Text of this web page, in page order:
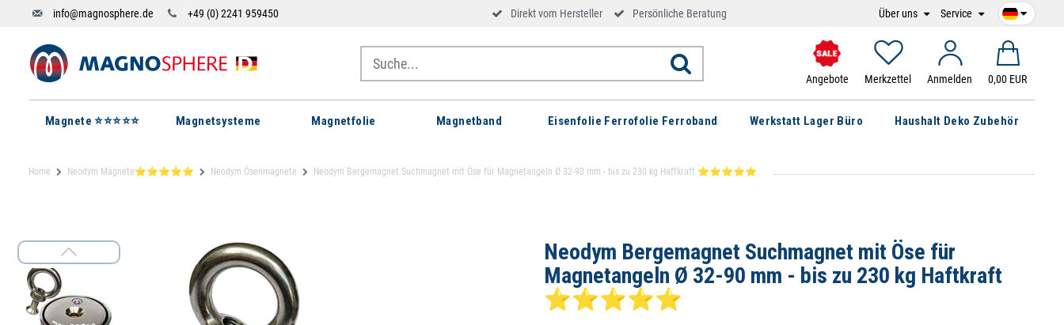
info@magnosphere.de +49 (0) 2241 959450 Direkt vom Hersteller Persönliche Beratung Über uns Service
Angebote Merkzettel Anmelden 0,00 EUR
Magnete ⭐⭐⭐⭐⭐ Magnetsysteme Magnetfolie Magnetband Eisenfolie Ferrofolie Ferroband Werkstatt Lager Büro Haushalt Deko Zubehör
Home Neodym Magnete⭐⭐⭐⭐⭐ Neodym Ösenmagnete Neodym Bergemagnet Suchmagnet mit Öse für Magnetangeln Ø 32-90 mm - bis zu 230 kg Haftkraft ⭐⭐⭐⭐⭐
Neodym Bergemagnet Suchmagnet mit Öse für
Magnetangeln Ø 32-90 mm - bis zu 230 kg Haftkraft
⭐⭐⭐⭐⭐